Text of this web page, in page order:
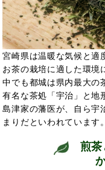
宮崎県は温暖な気候と適
お茶の栽培に適した環境
中でも都城は県内最大の
有名な茶処「宇治」と地
島津家の藩医が、自ら宇
まりだといわれています。
煎茶